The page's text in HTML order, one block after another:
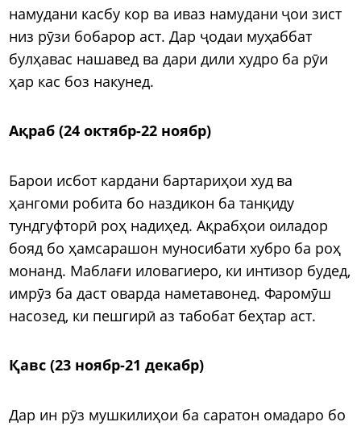
намудани касбу кор ва иваз намудани ҷои зист
низ рӯзи бобарор аст. Дар ҷодаи муҳаббат
булҳавас нашавед ва дари дили худро ба рӯи
ҳар кас боз накунед.
Ақраб (24 октябр-22 ноябр)
Барои исбот кардани бартариҳои худ ва
ҳангоми робита бо наздикон ба танқиду
тундгуфторӣ роҳ надиҳед. Ақрабҳои оиладор
бояд бо ҳамсарашон муносибати хубро ба роҳ
монанд. Маблағи иловагиеро, ки интизор будед,
имрӯз ба даст оварда наметавонед. Фаромӯш
насозед, ки пешгирӣ аз табобат беҳтар аст.
Қавс (23 ноябр-21 декабр)
Дар ин рӯз мушкилиҳои ба саратон омадаро бо